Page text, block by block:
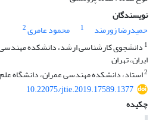
نویسندگان
حمیدرضا زورمند
1 محمود عامری2
1 دانشجوی کارشناسی ارشد، دانشکده
ایران، تهران
2استاد، دانشکده مهندسی عمران، دانشگاه
10.22075/jtie.2019.17589.1377
چکیده